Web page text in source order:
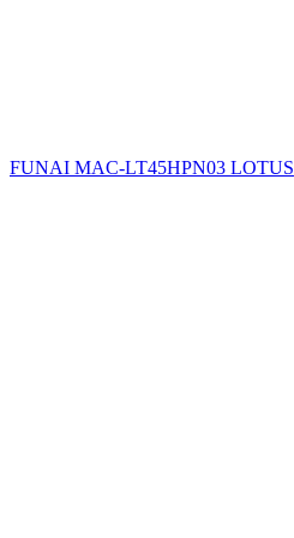
FUNAI MAC-LT45HPN03 LOTUS